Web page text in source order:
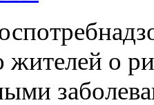
жителей о